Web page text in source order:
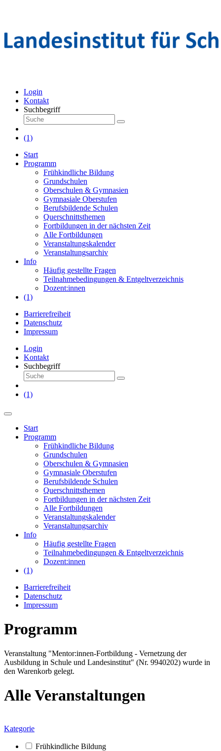
Login
Kontakt
Suchbegriff
(1)
Start
Programm
Frühkindliche Bildung
Grundschulen
Oberschulen & Gymnasien
Gymnasiale Oberstufen
Berufsbildende Schulen
Querschnittsthemen
Fortbildungen in der nächsten Zeit
Alle Fortbildungen
Veranstaltungskalender
Veranstaltungsarchiv
Info
Häufig gestellte Fragen
Teilnahmebedingungen & Entgeltverzeichnis
Dozent:innen
(1)
Barrierefreiheit
Datenschutz
Impressum
Login
Kontakt
Suchbegriff
(1)
Start
Programm
Frühkindliche Bildung
Grundschulen
Oberschulen & Gymnasien
Gymnasiale Oberstufen
Berufsbildende Schulen
Querschnittsthemen
Fortbildungen in der nächsten Zeit
Alle Fortbildungen
Veranstaltungskalender
Veranstaltungsarchiv
Info
Häufig gestellte Fragen
Teilnahmebedingungen & Entgeltverzeichnis
Dozent:innen
(1)
Barrierefreiheit
Datenschutz
Impressum
Programm
Veranstaltung "Mentor:innen-Fortbildung - Vernetzung der
Ausbildung in Schule und Landesinstitut" (Nr. 9940202) wurde in
den Warenkorb gelegt.
Alle Veranstaltungen
Kategorie
Frühkindliche Bildung